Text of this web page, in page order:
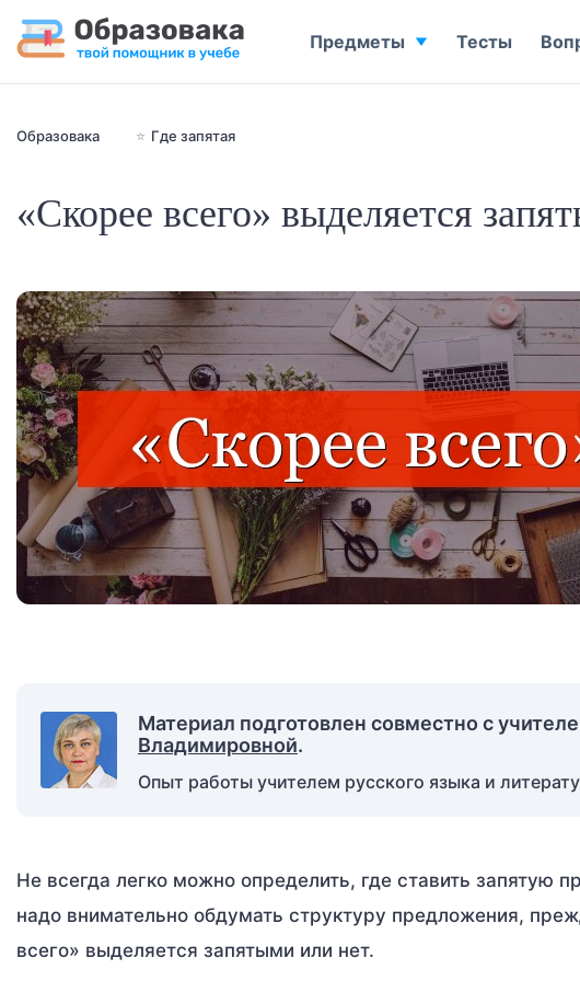
Образовака ⭐ Где запятая
«Скорее всего» выделяется
Материал подготовлен совместно с
Владимировной.
Опыт работы учителем русского языка и
Не всегда легко можно определить, где ставить запятую
надо внимательно обдумать структуру предложения,
всего» выделяется запятыми или нет.
Предметы Тесты